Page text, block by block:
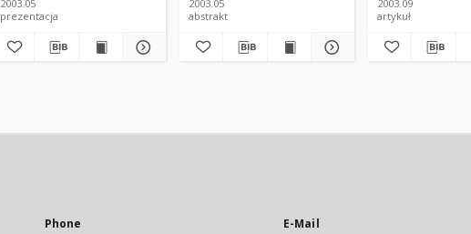
2003.05
prezentacja
2003.05
abstrakt
2003.09
artykuł
Phone E-Mail